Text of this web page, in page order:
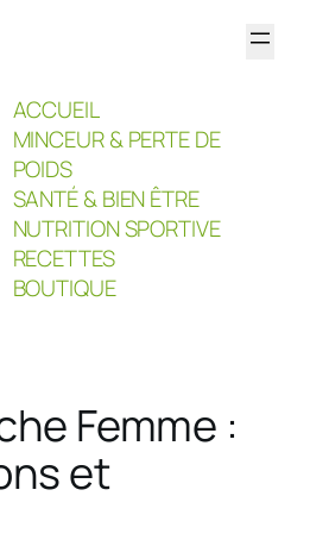
ACCUEIL
MINCEUR & PERTE DE
POIDS
SANTÉ & BIEN ÊTRE
NUTRITION SPORTIVE
RECETTES
BOUTIQUE
Femme :
et